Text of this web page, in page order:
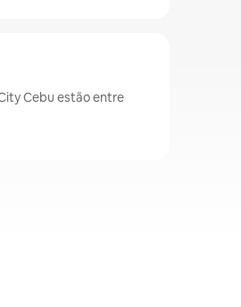
Cebu estão entre